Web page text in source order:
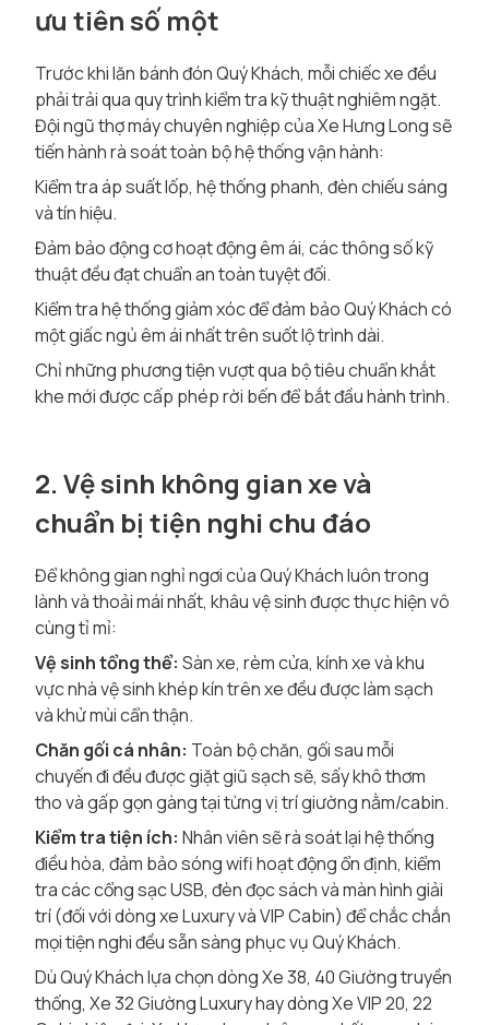
ưu tiên số một
Trước khi lăn bánh đón Quý Khách, mỗi chiếc xe đều
phải trải qua quy trình kiểm tra kỹ thuật nghiêm ngặt.
Đội ngũ thợ máy chuyên nghiệp của Xe Hưng Long sẽ
tiến hành rà soát toàn bộ hệ thống vận hành:
Kiểm tra áp suất lốp, hệ thống phanh, đèn chiếu sáng
và tín hiệu.
Đảm bảo động cơ hoạt động êm ái, các thông số kỹ
thuật đều đạt chuẩn an toàn tuyệt đối.
Kiểm tra hệ thống giảm xóc để đảm bảo Quý Khách có
một giấc ngủ êm ái nhất trên suốt lộ trình dài.
Chỉ những phương tiện vượt qua bộ tiêu chuẩn khắt
khe mới được cấp phép rời bến để bắt đầu hành trình.
2. Vệ sinh không gian xe và
chuẩn bị tiện nghi chu đáo
Để không gian nghỉ ngơi của Quý Khách luôn trong
lành và thoải mái nhất, khâu vệ sinh được thực hiện vô
cùng tỉ mỉ:
Vệ sinh tổng thể: Sàn xe, rèm cửa, kính xe và khu
vực nhà vệ sinh khép kín trên xe đều được làm sạch
và khử mùi cẩn thận.
Chăn gối cá nhân: Toàn bộ chăn, gối sau mỗi
chuyến đi đều được giặt giũ sạch sẽ, sấy khô thơm
tho và gấp gọn gàng tại từng vị trí giường nằm/cabin.
Kiểm tra tiện ích: Nhân viên sẽ rà soát lại hệ thống
điều hòa, đảm bảo sóng wifi hoạt động ổn định, kiểm
tra các cổng sạc USB, đèn đọc sách và màn hình giải
trí (đối với dòng xe Luxury và VIP Cabin) để chắc chắn
mọi tiện nghi đều sẵn sàng phục vụ Quý Khách.
Dù Quý Khách lựa chọn dòng Xe 38, 40 Giường truyền
thống, Xe 32 Giường Luxury hay dòng Xe VIP 20, 22